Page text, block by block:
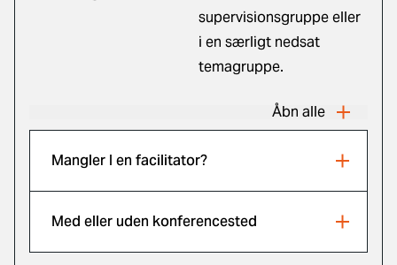
supervisionsgruppe eller
i en særligt nedsat
temagruppe.
Åbn alle
Mangler I en facilitator?
Med eller uden konferencested